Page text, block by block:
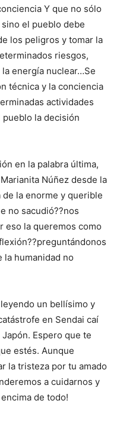
Y que no sólo
el pueblo debe
los peligros y tomar la
riesgos,
energía nuclear…Se
técnica y la conciencia
actividades
pueblo la decisión
en la palabra última,
Núñez desde la
la enorme y querible
no sacudió??nos
eso la queremos como
la humanidad no
un bellísimo y
en Sendai caí
Espero que te
estés. Aunque
la tristeza por tu amado
a cuidarnos y
de todo!